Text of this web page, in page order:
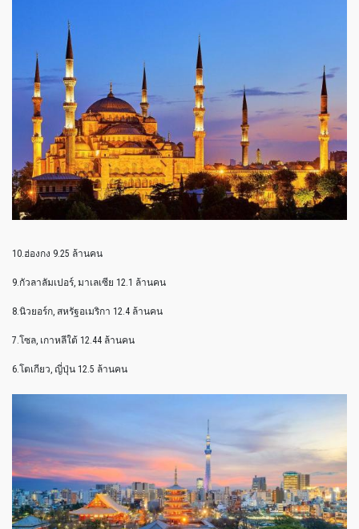
10.ฮ่องกง 9.25 ล้านคน
9.กัวลาลัมเปอร์, มาเลเซีย 12.1 ล้านคน
8.นิวยอร์ก, สหรัฐอเมริกา 12.4 ล้านคน
7.โซล, เกาหลีใต้ 12.44 ล้านคน
6.โตเกียว, ญี่ปุ่น 12.5 ล้านคน